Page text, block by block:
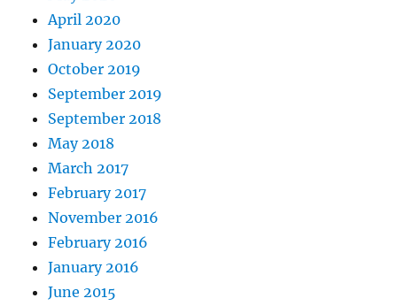
April 2020
January 2020
October 2019
September 2019
September 2018
May 2018
March 2017
February 2017
November 2016
February 2016
January 2016
June 2015